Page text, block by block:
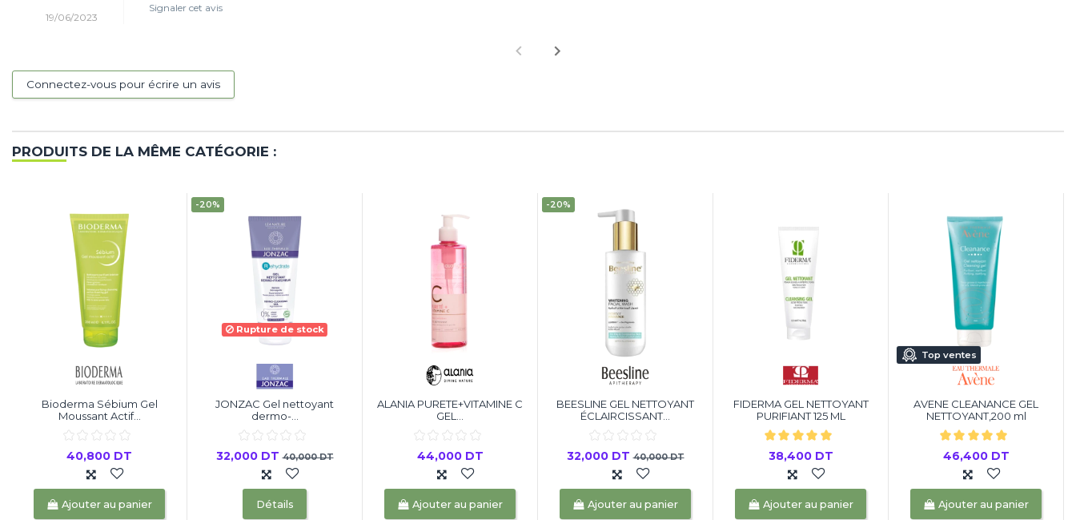
19/06/2023
Signaler cet avis
Connectez-vous pour écrire un avis
PRODUITS DE LA MÊME CATÉGORIE :
Bioderma Sébium Gel
Moussant Actif...
40,800 DT
Ajouter au panier
-20%
Rupture de stock
JONZAC Gel nettoyant
dermo-...
32,000 DT40,000 DT
Détails
ALANIA PURETE+VITAMINE C
GEL...
44,000 DT
Ajouter au panier
-20%
BEESLINE GEL NETTOYANT
ÉCLAIRCISSANT...
32,000 DT40,000 DT
Ajouter au panier
FIDERMA GEL NETTOYANT
PURIFIANT 125 ML
38,400 DT
Ajouter au panier
Top ventes
AVENE CLEANANCE GEL
NETTOYANT,200 ml
46,400 DT
Ajouter au panier